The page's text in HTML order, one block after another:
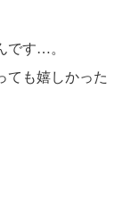
です…。
ても嬉しかった